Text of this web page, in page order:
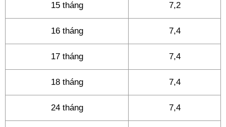
15 tháng 7,2
16 tháng 7,4
17 tháng 7,4
18 tháng 7,4
24 tháng 7,4